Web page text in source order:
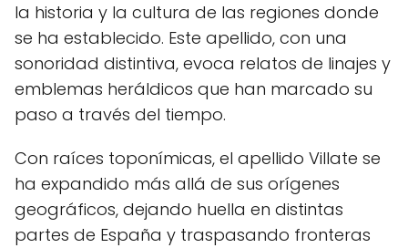
la historia y la cultura de las regiones donde
se ha establecido. Este apellido, con una
sonoridad distintiva, evoca relatos de linajes y
emblemas heráldicos que han marcado su
paso a través del tiempo.
Con raíces toponímicas, el apellido Villate se
ha expandido más allá de sus orígenes
geográficos, dejando huella en distintas
partes de España y traspasando fronteras